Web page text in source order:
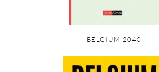
BELGIUM 2040